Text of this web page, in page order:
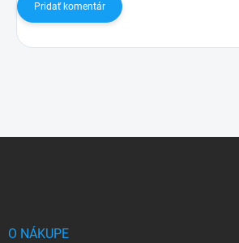
Pridať komentár
O NÁKUPE